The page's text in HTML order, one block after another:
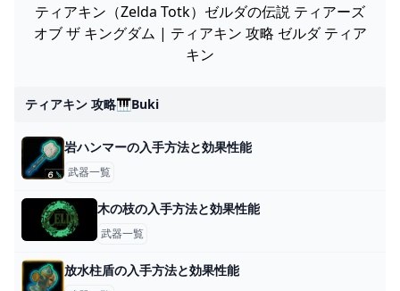
ティアキン（Zelda Totk）ゼルダの伝説 ティアーズ
オブ ザ キングダム | ティアキン 攻略 ゼルダ ティア
キン
ティアキン 攻略🎹buki
岩ハンマーの入手方法と効果性能
武器一覧
木の枝の入手方法と効果性能
武器一覧
放水柱盾の入手方法と効果性能